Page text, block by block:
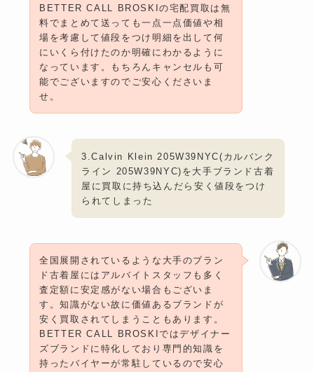
BETTER CALL BROSKIの宅配買取は無
料でまとめて送っても一点一点価値や相
場を考慮して値段をつけ明細を出して何
にいくら付けたのか明確にわかるように
なっています。もちろんキャンセルも可
能でございますのでご安心くださいま
せ。
3.Calvin Klein 205W39NYC(カルバンク
ライン 205W39NYC)を大手ブランド古着
屋に買取に持ち込んだら安く値段をつけ
られてしまった
全国展開されているような大手のブラン
ド古着屋にはアルバイトスタッフも多く
査定額に安定感がない場合もございま
す。知識がない故に価値あるブランドが
安く買取されてしまうこともあります。
BETTER CALL BROSKIではデザイナー
ズブランドに特化しており専門的知識を
持ったバイヤーが常駐しているので安心